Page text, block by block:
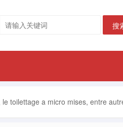
搜
toilettage a micro mises, entre